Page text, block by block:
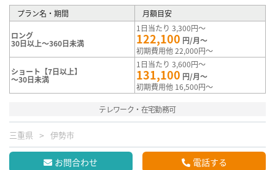
プラン名・期間 月額目安
ロング
30日以上～360日未満
1日当たり 3,300円～
122,100 円/月～
初期費用他 22,000円～
ショート【7日以上】
～30日未満
1日当たり 3,600円～
131,100 円/月～
初期費用他 16,500円～
テレワーク・在宅勤務可
三重県 伊勢市
お問合わせ 電話する